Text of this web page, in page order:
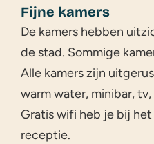
Fijne kamers
De kamers hebben
de stad. Sommige
Alle kamers zijn
warm water, minibar,
Gratis wifi heb je bij
receptie.